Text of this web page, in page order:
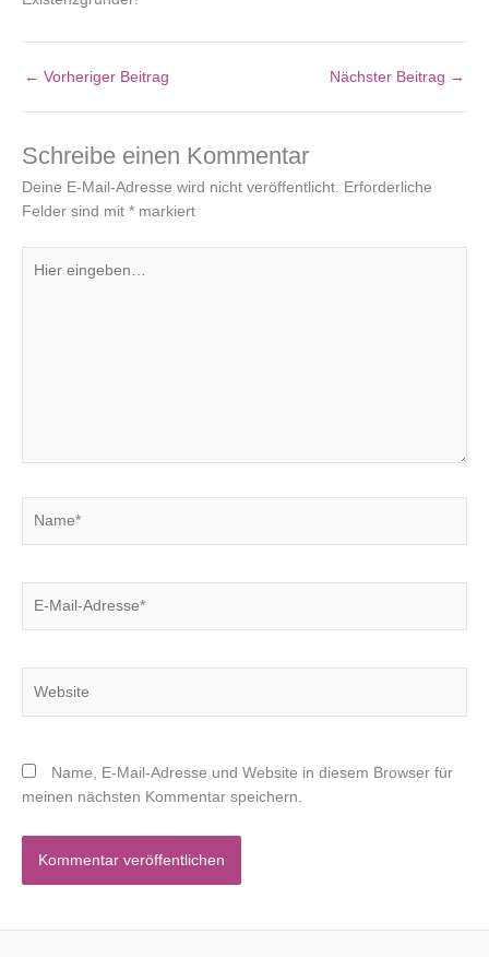
← Vorheriger Beitrag Nächster Beitrag →
Schreibe einen Kommentar
Deine E-Mail-Adresse wird nicht veröffentlicht. Erforderliche
Felder sind mit * markiert
eingeben…
Name, E-Mail-Adresse und Website in diesem Browser für
meinen nächsten Kommentar speichern.